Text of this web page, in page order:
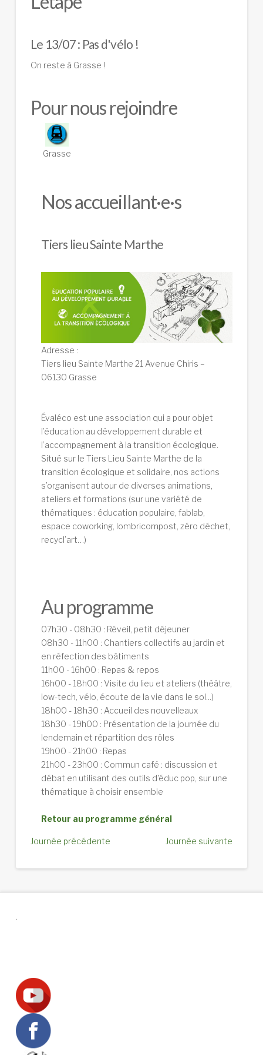
Le 13/07 : Pas d'vélo !
On reste à Grasse !
Pour nous rejoindre
Grasse
Nos accueillant·e·s
Tiers lieu Sainte Marthe
Adresse :
Tiers lieu Sainte Marthe 21 Avenue Chiris –
06130 Grasse
Évaléco est une association qui a pour objet
l’éducation au développement durable et
I’accompagnement à la transition écologique.
Situé sur le Tiers Lieu Sainte Marthe de la
transition écologique et solidaire, nos actions
s’organisent autour de diverses animations,
ateliers et formations (sur une variété de
thématiques : éducation populaire, fablab,
espace coworking, lombricompost, zéro déchet,
recycl’art…)
Au programme
07h30 - 08h30 : Réveil, petit déjeuner
08h30 - 11h00 : Chantiers collectifs au jardin et
en réfection des bâtiments
11h00 - 16h00 : Repas & repos
16h00 - 18h00 : Visite du lieu et ateliers (théâtre,
low-tech, vélo, écoute de la vie dans le sol...)
18h00 - 18h30 : Accueil des nouvelleaux
18h30 - 19h00 : Présentation de la journée du
lendemain et répartition des rôles
19h00 - 21h00 : Repas
21h00 - 23h00 : Commun café : discussion et
débat en utilisant des outils d'éduc pop, sur une
thématique à choisir ensemble
Retour au programme général
Journée précédente Journée suivante